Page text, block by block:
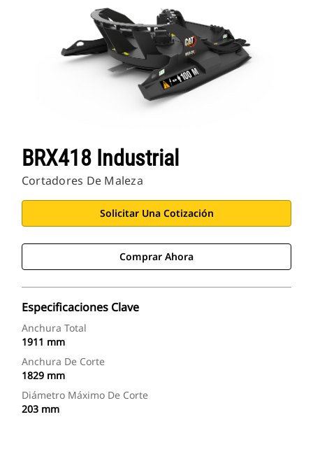
BRX418 Industrial
Cortadores De Maleza
Solicitar Una Cotización
Comprar Ahora
Especificaciones Clave
Anchura Total
1911 mm
Anchura De Corte
1829 mm
Diámetro Máximo De Corte
203 mm